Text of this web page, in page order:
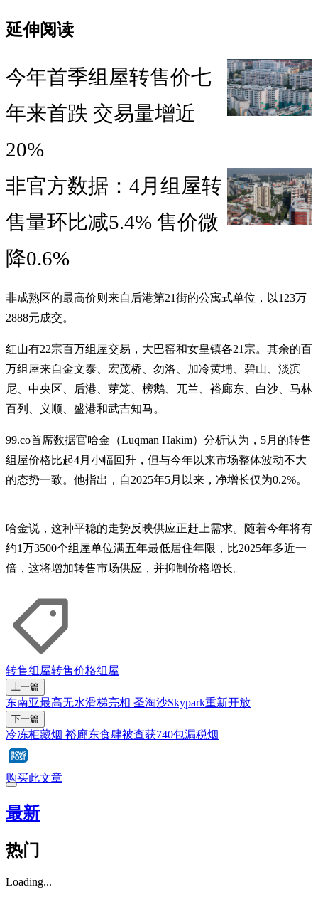
延伸阅读
今年首季组屋转售价七
年来首跌 交易量增近
20%
非官方数据：4月组屋转
售量环比减5.4% 售价微
降0.6%
非成熟区的最高价则来自后港第21街的公寓式单位，以123万
2888元成交。
红山有22宗百万组屋交易，大巴窑和女皇镇各21宗。其余的百
万组屋来自金文泰、宏茂桥、勿洛、加冷黄埔、碧山、淡滨
尼、中央区、后港、芽笼、榜鹅、兀兰、裕廊东、白沙、马林
百列、义顺、盛港和武吉知马。
99.co首席数据官哈金（Luqman Hakim）分析认为，5月的转售
组屋价格比起4月小幅回升，但与今年以来市场整体波动不大
的态势一致。他指出，自2025年5月以来，净增长仅为0.2%。
哈金说，这种平稳的走势反映供应正赶上需求。随着今年将有
约1万3500个组屋单位满五年最低居住年限，比2025年多近一
倍，这将增加转售市场供应，并抑制价格增长。
转售组屋转售价格组屋
上一篇
东南亚最高无水滑梯亮相 圣淘沙Skypark重新开放
下一篇
冷冻柜藏烟 裕廊东食肆被查获740包漏税烟
购买此文章
最新
热门
Loading...